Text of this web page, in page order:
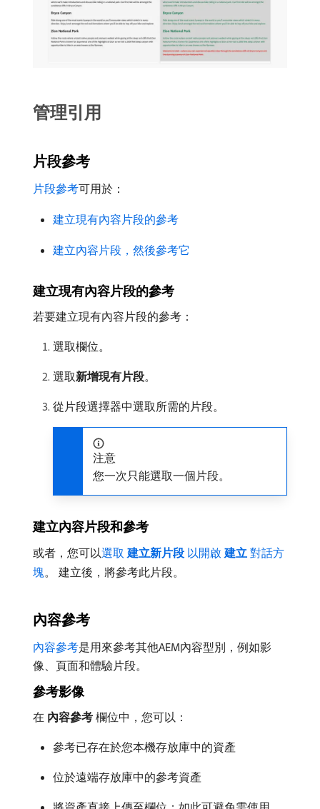
管理引用
片段參考
片段參考可用於：
建立現有內容片段的參考
建立內容片段，然後參考它
建立現有內容片段的參考
若要建立現有內容片段的參考：
選取欄位。
選取​新增現有片段。
從片段選擇器中選取所需的片段。
注意
您一次只能選取一個片段。
建立內容片段和參考
或者，您可以選取​ 建立新片段 ​以開啟​ 建立 ​對話方
塊。 建立後，將參考此片段。
內容參考
內容參考是用來參考其他AEM內容型別，例如影
像、頁面和體驗片段。
參考影像
在​ 內容參考 ​欄位中，您可以：
參考已存在於您本機存放庫中的資產
位於遠端存放庫中的參考資產